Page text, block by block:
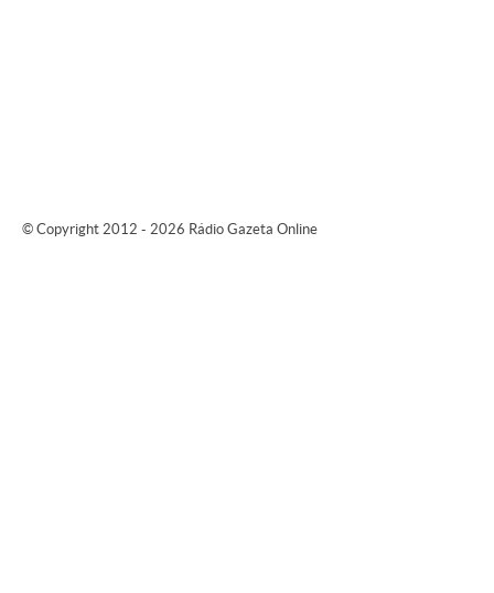
© Copyright 2012 - 2026 Rádio Gazeta Online